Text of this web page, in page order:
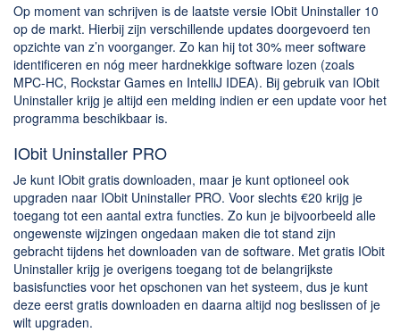
Op moment van schrijven is de laatste versie IObit Uninstaller 10
op de markt. Hierbij zijn verschillende updates doorgevoerd ten
opzichte van z’n voorganger. Zo kan hij tot 30% meer software
identificeren en nóg meer hardnekkige software lozen (zoals
MPC-HC, Rockstar Games en IntelliJ IDEA). Bij gebruik van IObit
Uninstaller krijg je altijd een melding indien er een update voor het
programma beschikbaar is.
IObit Uninstaller PRO
Je kunt IObit gratis downloaden, maar je kunt optioneel ook
upgraden naar IObit Uninstaller PRO. Voor slechts €20 krijg je
toegang tot een aantal extra functies. Zo kun je bijvoorbeeld alle
ongewenste wijzingen ongedaan maken die tot stand zijn
gebracht tijdens het downloaden van de software. Met gratis IObit
Uninstaller krijg je overigens toegang tot de belangrijkste
basisfuncties voor het opschonen van het systeem, dus je kunt
deze eerst gratis downloaden en daarna altijd nog beslissen of je
wilt upgraden.